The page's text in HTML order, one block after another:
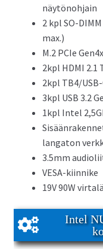
näytönohjain
2 kpl SO-
max.)
M.2 PCIe
2kpl HDMI
2kpl TB4/
3kpl USB 3.2
1kpl Intel
langaton
3.5mm
VESA-kiinnike
19V 90W
Intel